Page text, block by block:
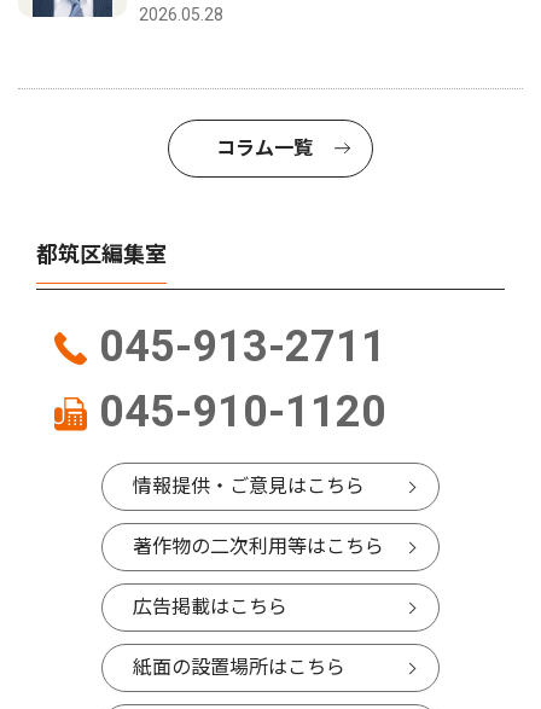
2026.05.28
コラム一覧
都筑区編集室
045-913-2711
045-910-1120
情報提供・ご意見はこちら
著作物の二次利用等はこちら
広告掲載はこちら
紙面の設置場所はこちら